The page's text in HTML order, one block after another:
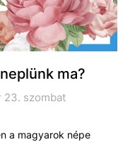
ma?
23. szombat
a magyarok népe